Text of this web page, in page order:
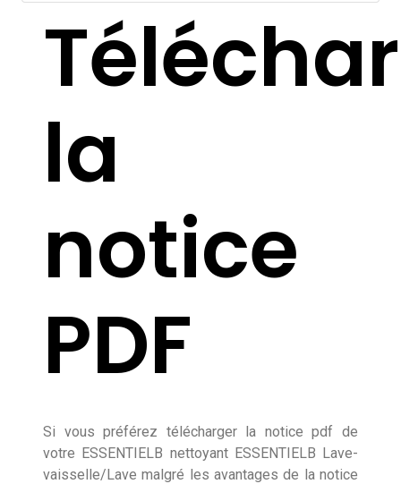
la
notice
PDF
Si vous préférez télécharger la notice pdf de
votre ESSENTIELB nettoyant ESSENTIELB Lave-
vaisselle/Lave malgré les avantages de la notice